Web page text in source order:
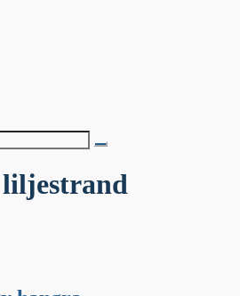
liljestrand